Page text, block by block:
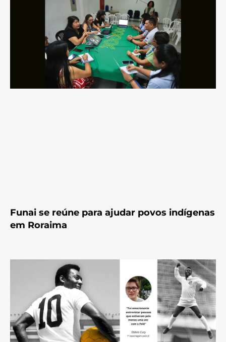
Funai se reúne para ajudar povos indígenas
em Roraima